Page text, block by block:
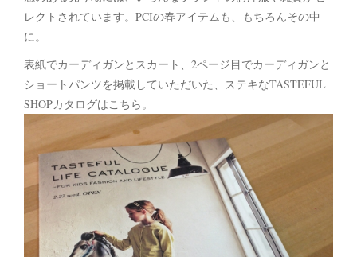
レクトされています。PCIの春アイテムも、もちろんその中
に。
表紙でカーディガンとスカート、2ページ目でカーディガンと
ショートパンツを掲載していただいた、ステキなTASTEFUL
SHOPカタログはこちら。